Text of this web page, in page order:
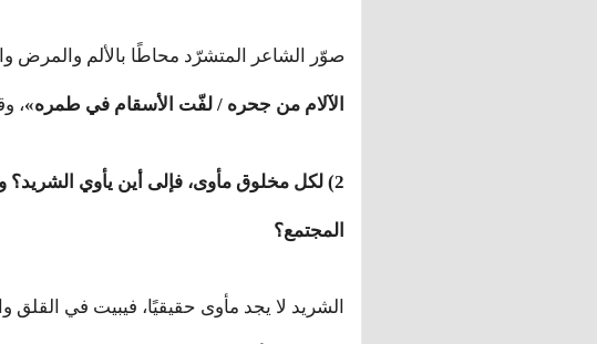
صوّر الشاعر المتشرّد محاطًا بالألم والمرض
الآلام من جحره / لفّت الأسقام في طمره»،
2) لكل مخلوق مأوى، فإلى أين يأوي الشريد؟
المجتمع؟
الشريد لا يجد مأوى حقيقيًا، فيبيت في القلق